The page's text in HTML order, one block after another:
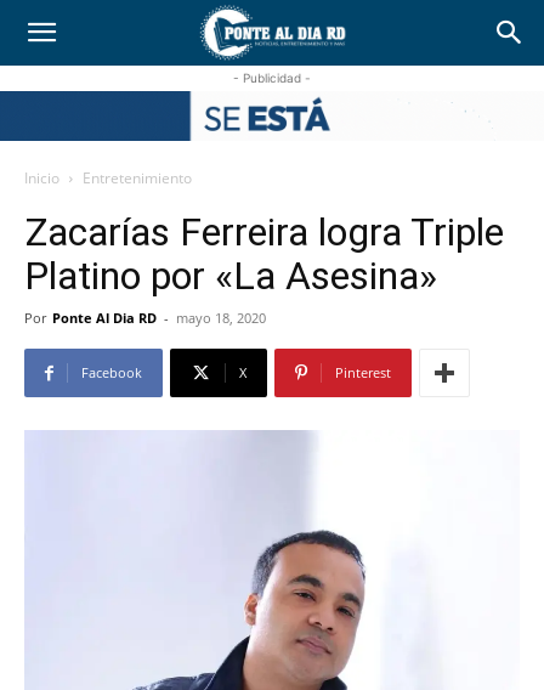
- Publicidad -
Inicio Entretenimiento
Zacarías Ferreira logra Triple
Platino por «La Asesina»
Por Ponte Al Dia RD - mayo 18, 2020
Facebook X Pinterest